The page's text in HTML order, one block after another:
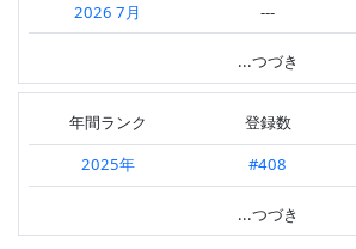
2026.07 第1週
---
2026.06 第3週
2026.06 第2週
---
2026.06 第1週
---
2026.05 第5週
---
2026 7月 ---
---
2026 5月
---
2026 4月
---
2026 3月
---
...つづき
年間ランク 登録数
2025年
#408
#9
...つづき